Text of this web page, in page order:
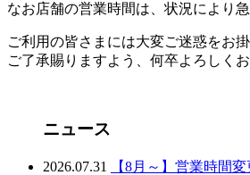
なお店舗の営業時間は、状況により
ご利用の皆さまには大変ご迷惑をお掛
ご了承賜りますよう、何卒よろしく
ニュース
2026.07.31
【8月～】営業時間